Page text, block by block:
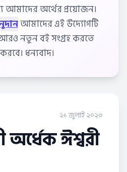
আমাদের অর্থের প্রয়োজন।
অনুদানআমাদের এই উদ্যোগটি
নতুন বই সংগ্রহ করতে
ধন্যবাদ।
২১ জুলাই ২০২৩
অর্ধেক ঈশ্বরী